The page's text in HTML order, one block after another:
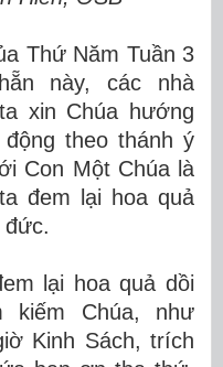
Thứ Năm Tuần 3
này, các nhà
xin Chúa hướng
theo thánh ý
Con Một Chúa là
đem lại hoa quả
đức.
lại hoa quả dồi
kiếm Chúa, như
Kinh Sách, trích